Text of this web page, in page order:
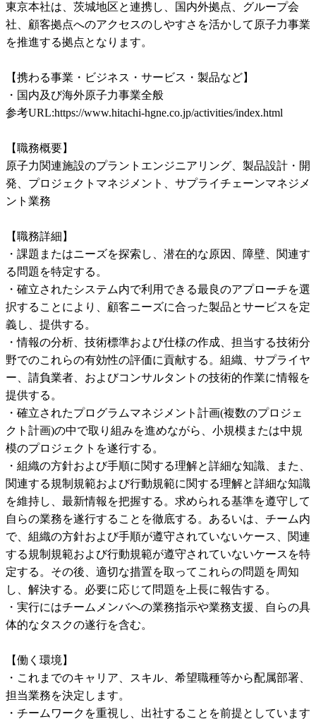
東京本社は、茨城地区と連携し、国内外拠点、グループ会
社、顧客拠点へのアクセスのしやすさを活かして原子力事業
を推進する拠点となります。
【携わる事業・ビジネス・サービス・製品など】
・国内及び海外原子力事業全般
参考URL:https://www.hitachi-hgne.co.jp/activities/index.html
【職務概要】
原子力関連施設のプラントエンジニアリング、製品設計・開
発、プロジェクトマネジメント、サプライチェーンマネジメ
ント業務
【職務詳細】
・課題またはニーズを探索し、潜在的な原因、障壁、関連す
る問題を特定する。
・確立されたシステム内で利用できる最良のアプローチを選
択することにより、顧客ニーズに合った製品とサービスを定
義し、提供する。
・情報の分析、技術標準および仕様の作成、担当する技術分
野でのこれらの有効性の評価に貢献する。組織、サプライヤ
ー、請負業者、およびコンサルタントの技術的作業に情報を
提供する。
・確立されたプログラムマネジメント計画(複数のプロジェ
クト計画)の中で取り組みを進めながら、小規模または中規
模のプロジェクトを遂行する。
・組織の方針および手順に関する理解と詳細な知識、また、
関連する規制規範および行動規範に関する理解と詳細な知識
を維持し、最新情報を把握する。求められる基準を遵守して
自らの業務を遂行することを徹底する。あるいは、チーム内
で、組織の方針および手順が遵守されていないケース、関連
する規制規範および行動規範が遵守されていないケースを特
定する。その後、適切な措置を取ってこれらの問題を周知
し、解決する。必要に応じて問題を上長に報告する。
・実行にはチームメンバへの業務指示や業務支援、自らの具
体的なタスクの遂行を含む。
【働く環境】
・これまでのキャリア、スキル、希望職種等から配属部署、
担当業務を決定します。
・チームワークを重視し、出社することを前提としています